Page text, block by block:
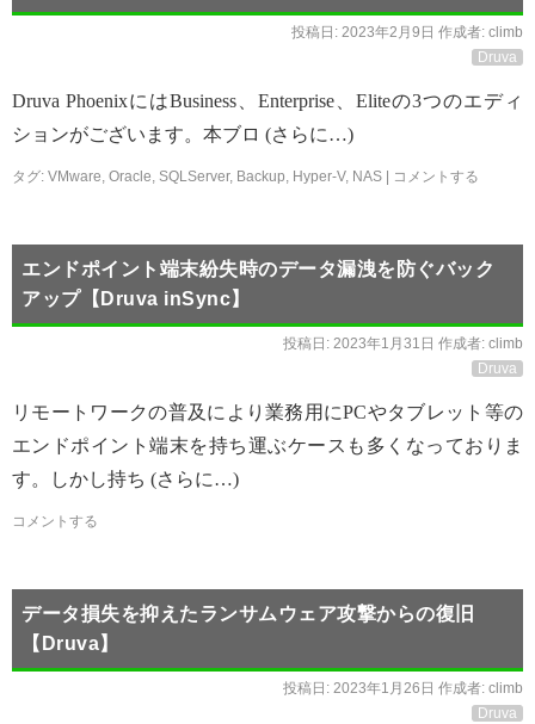
投稿日: 2023年2月9日 作成者: climb
Druva
Druva PhoenixにはBusiness、Enterprise、Eliteの3つのエディ
ションがございます。本ブロ (さらに…)
タグ: VMware, Oracle, SQLServer, Backup, Hyper-V, NAS コメントする
エンドポイント端末紛失時のデータ漏洩を防ぐバック
アップ【Druva inSync】
投稿日: 2023年1月31日 作成者: climb
Druva
リモートワークの普及により業務用にPCやタブレット等の
エンドポイント端末を持ち運ぶケースも多くなっておりま
す。しかし持ち (さらに…)
コメントする
データ損失を抑えたランサムウェア攻撃からの復旧
【Druva】
投稿日: 2023年1月26日 作成者: climb
Druva